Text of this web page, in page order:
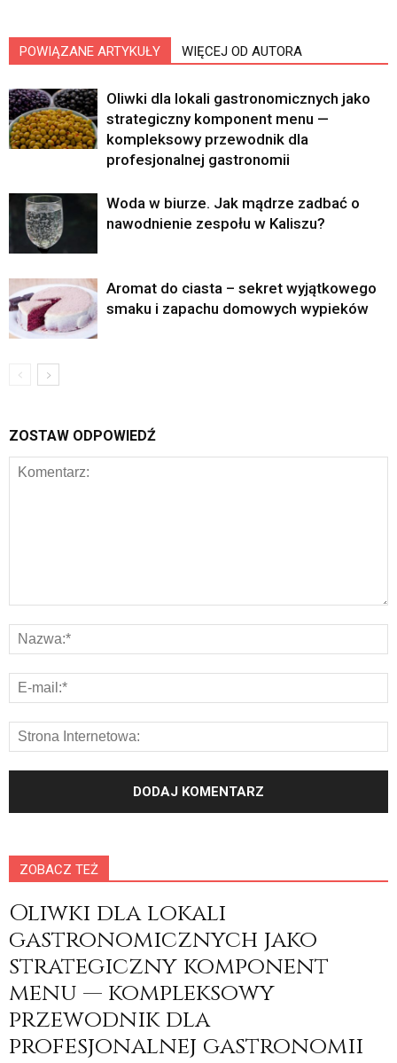
POWIĄZANE ARTYKUŁY WIĘCEJ OD AUTORA
Oliwki dla lokali gastronomicznych jako
strategiczny komponent menu —
kompleksowy przewodnik dla
profesjonalnej gastronomii
Woda w biurze. Jak mądrze zadbać o
nawodnienie zespołu w Kaliszu?
Aromat do ciasta – sekret wyjątkowego
smaku i zapachu domowych wypieków
ZOSTAW ODPOWIEDŹ
ZOBACZ TEŻ
Oliwki dla lokali
gastronomicznych jako
strategiczny komponent
menu — kompleksowy
przewodnik dla
profesjonalnej gastronomii